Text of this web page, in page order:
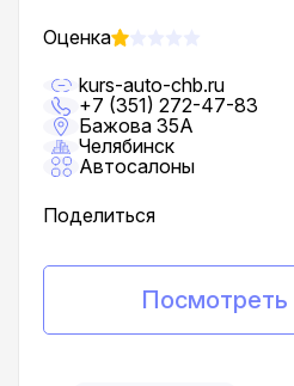
Оценка
kurs-auto-chb.ru
+7 (351) 272-47-83
Бажова 35А
Челябинск
Автосалоны
Поделиться
Посмотреть